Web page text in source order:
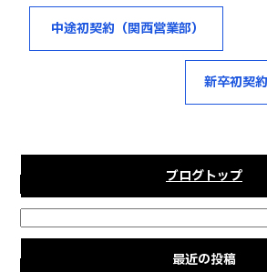
b
o
r
中途初契約（関西営業部）
新卒初契
ブログトップ
最近の投稿